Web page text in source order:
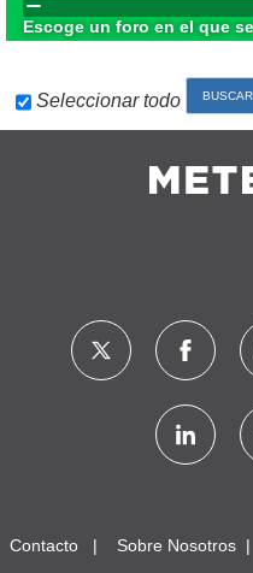
Escoge un foro en el que
Seleccionar todo
Contacto Sobre Nosotros